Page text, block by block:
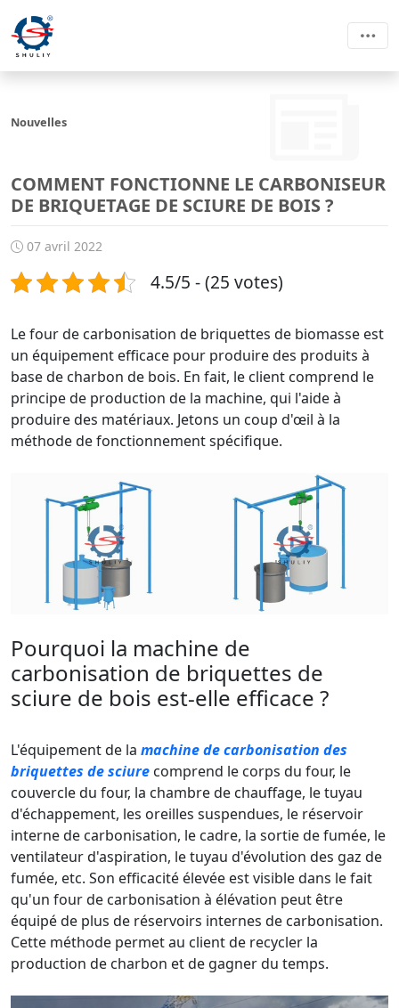
Nouvelles
COMMENT FONCTIONNE LE CARBONISEUR
DE BRIQUETAGE DE SCIURE DE BOIS ?
07 avril 2022
4.5/5 - (25 votes)
Le four de carbonisation de briquettes de biomasse est
un équipement efficace pour produire des produits à
base de charbon de bois. En fait, le client comprend le
principe de production de la machine, qui l'aide à
produire des matériaux. Jetons un coup d'œil à la
méthode de fonctionnement spécifique.
Pourquoi la machine de
carbonisation de briquettes de
sciure de bois est-elle efficace ?
L'équipement de la machine de carbonisation des
briquettes de sciure comprend le corps du four, le
couvercle du four, la chambre de chauffage, le tuyau
d'échappement, les oreilles suspendues, le réservoir
interne de carbonisation, le cadre, la sortie de fumée, le
ventilateur d'aspiration, le tuyau d'évolution des gaz de
fumée, etc. Son efficacité élevée est visible dans le fait
qu'un four de carbonisation à élévation peut être
équipé de plus de réservoirs internes de carbonisation.
Cette méthode permet au client de recycler la
production de charbon et de gagner du temps.